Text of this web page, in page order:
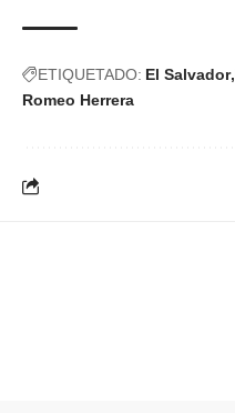
ETIQUETADO: El Salvador
Romeo Herrera